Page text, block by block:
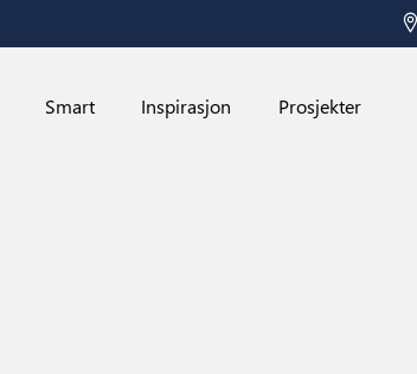
Smart Inspirasjon Prosjekter